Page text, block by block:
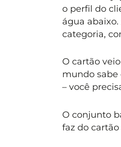
o perfil do
água
categoria,
O cartão
mundo sabe
– você
O conjunto
faz do